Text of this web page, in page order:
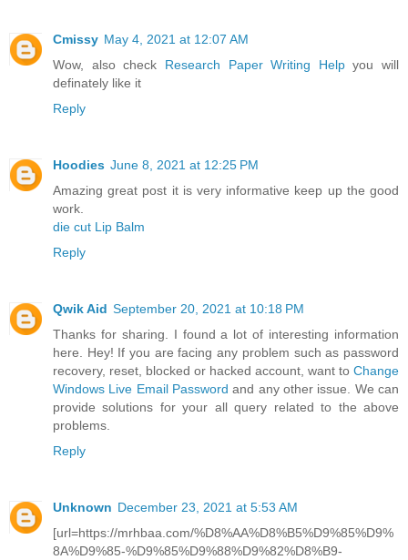
Cmissy May 4, 2021 at 12:07 AM
Wow, also check Research Paper Writing Helpyou will
definately like it
Reply
Hoodies June 8, 2021 at 12:25 PM
Amazing great post it is very informative keep up the good
work.
die cut Lip Balm
Reply
Qwik Aid September 20, 2021 at 10:18 PM
Thanks for sharing. I found a lot of interesting information
here. Hey! If you are facing any problem such as password
recovery, reset, blocked or hacked account, want to Change
Windows Live Email Password and any other issue. We can
provide solutions for your all query related to the above
problems.
Reply
Unknown December 23, 2021 at 5:53 AM
[url=https://mrhbaa.com/%D8%AA%D8%B5%D9%85%D9%
8A%D9%85-%D9%85%D9%88%D9%82%D8%B9-